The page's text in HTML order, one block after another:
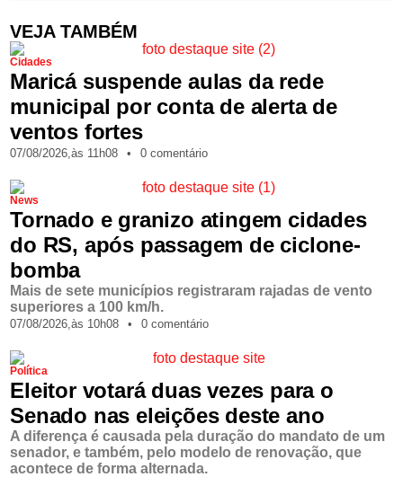
VEJA TAMBÉM
Cidades
Maricá suspende aulas da rede
municipal por conta de alerta de
ventos fortes
07/08/2026,às 11h08 • 0 comentário
News
Tornado e granizo atingem cidades
do RS, após passagem de ciclone-
bomba
Mais de sete municípios registraram rajadas de vento
superiores a 100 km/h.
07/08/2026,às 10h08 • 0 comentário
Política
Eleitor votará duas vezes para o
Senado nas eleições deste ano
A diferença é causada pela duração do mandato de um
senador, e também, pelo modelo de renovação, que
acontece de forma alternada.